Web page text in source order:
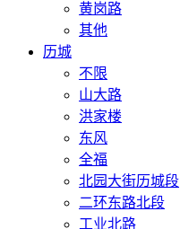
黄岗路
其他
历城
不限
山大路
洪家楼
东风
全福
北园大街历城段
二环东路北段
工业北路